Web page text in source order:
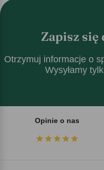
Zapisz się
Otrzymuj informacje o
Wysyłamy
Opinie o nas